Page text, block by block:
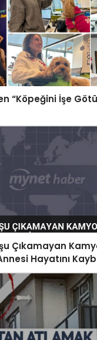
“Köpeğini İşe
Çıkamayan
Hayatını